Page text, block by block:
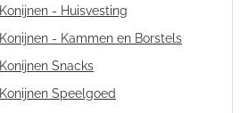
Konijnen - Huisvesting
Konijnen - Kammen en Borstels
Konijnen Snacks
Konijnen Speelgoed